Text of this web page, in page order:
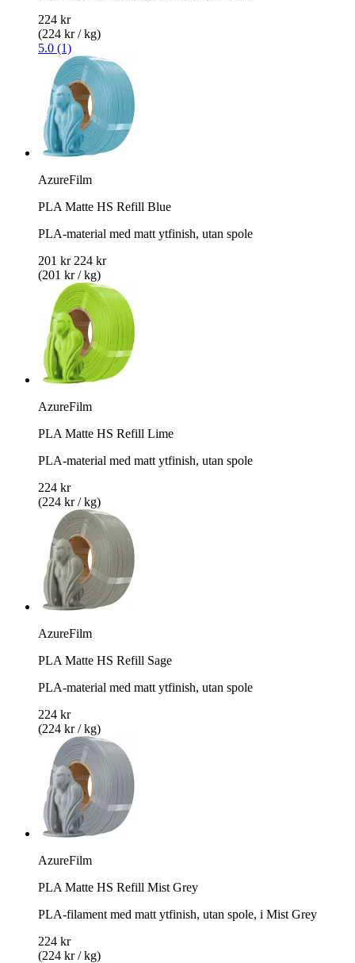
224 kr
(224 kr / kg)
5.0 (1)
AzureFilm
PLA Matte HS Refill Blue
PLA-material med matt ytfinish, utan spole
201 kr 224 kr
(201 kr / kg)
AzureFilm
PLA Matte HS Refill Lime
PLA-material med matt ytfinish, utan spole
224 kr
(224 kr / kg)
AzureFilm
PLA Matte HS Refill Sage
PLA-material med matt ytfinish, utan spole
224 kr
(224 kr / kg)
AzureFilm
PLA Matte HS Refill Mist Grey
PLA-filament med matt ytfinish, utan spole, i Mist Grey
224 kr
(224 kr / kg)